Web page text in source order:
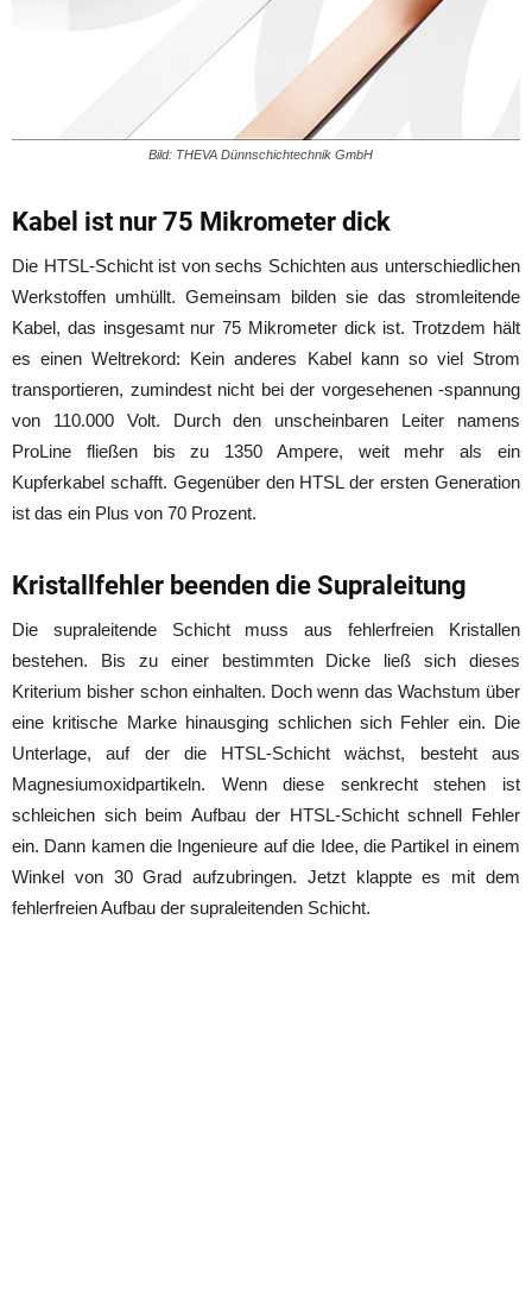
Bild: THEVA Dünnschichtechnik GmbH
Kabel ist nur 75 Mikrometer dick
Die HTSL-Schicht ist von sechs Schichten aus unterschiedlichen
Werkstoffen umhüllt. Gemeinsam bilden sie das stromleitende
Kabel, das insgesamt nur 75 Mikrometer dick ist. Trotzdem hält
es einen Weltrekord: Kein anderes Kabel kann so viel Strom
transportieren, zumindest nicht bei der vorgesehenen -spannung
von 110.000 Volt. Durch den unscheinbaren Leiter namens
ProLine fließen bis zu 1350 Ampere, weit mehr als ein
Kupferkabel schafft. Gegenüber den HTSL der ersten Generation
ist das ein Plus von 70 Prozent.
Kristallfehler beenden die Supraleitung
Die supraleitende Schicht muss aus fehlerfreien Kristallen
bestehen. Bis zu einer bestimmten Dicke ließ sich dieses
Kriterium bisher schon einhalten. Doch wenn das Wachstum über
eine kritische Marke hinausging schlichen sich Fehler ein. Die
Unterlage, auf der die HTSL-Schicht wächst, besteht aus
Magnesiumoxidpartikeln. Wenn diese senkrecht stehen ist
schleichen sich beim Aufbau der HTSL-Schicht schnell Fehler
ein. Dann kamen die Ingenieure auf die Idee, die Partikel in einem
Winkel von 30 Grad aufzubringen. Jetzt klappte es mit dem
fehlerfreien Aufbau der supraleitenden Schicht.